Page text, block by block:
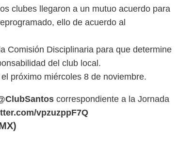
clubes llegaron a un mutuo acuerdo para
ello de acuerdo al
Comisión Disciplinaria para que determine
del club local.
próximo miércoles 8 de noviembre.
correspondiente a la Jornada
vpzuzppF7Q